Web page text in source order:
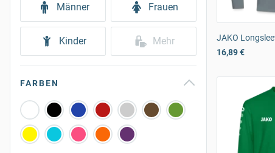
Männer Frauen
Kinder Mehr
FARBEN
JAKO
16,89 €